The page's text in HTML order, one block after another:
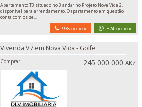
Apartamento T3 situado no 3 andar no Projeto Nova Vida 2,
disponível para arrendamento. O apartamento em questão
conta com os se...
938 xxx xxx +24 xxx xxx
Vivenda V7 em Nova Vida - Golfe
Comprar 245 000 000AKZ